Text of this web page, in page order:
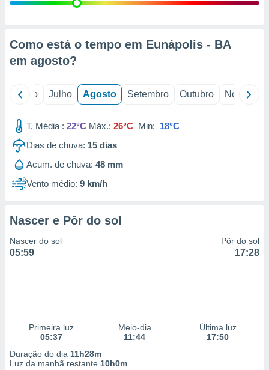
estudos
1199
Como está o tempo em Eunápolis - BA
em agosto?
Junho Julho Agosto Setembro Outubro Novembro
T. Média : 22°C Máx.: 26°C Min: 18°C
Dias de chuva: 15 dias
Acum. de chuva: 48 mm
Vento médio: 9 km/h
Nascer e Pôr do sol
Nascer do sol
05:59
Pôr do sol
17:28
Primeira luz
05:37
Meio-dia
11:44
Última luz
17:50
Duração do dia 11h28m
Luz da manhã restante 10h0m